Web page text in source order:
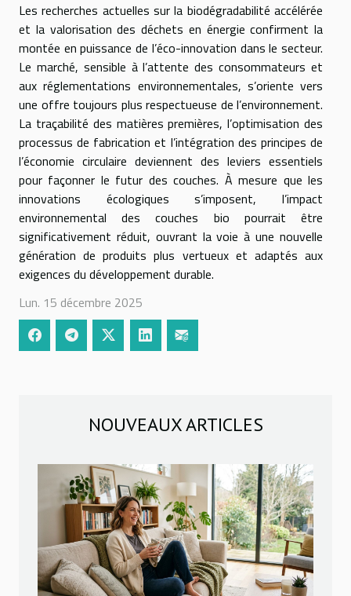
Les recherches actuelles sur la biodégradabilité accélérée
et la valorisation des déchets en énergie confirment la
montée en puissance de l’éco-innovation dans le secteur.
Le marché, sensible à l’attente des consommateurs et
aux réglementations environnementales, s’oriente vers
une offre toujours plus respectueuse de l’environnement.
La traçabilité des matières premières, l’optimisation des
processus de fabrication et l’intégration des principes de
l’économie circulaire deviennent des leviers essentiels
pour façonner le futur des couches. À mesure que les
innovations écologiques s’imposent, l’impact
environnemental des couches bio pourrait être
significativement réduit, ouvrant la voie à une nouvelle
génération de produits plus vertueux et adaptés aux
exigences du développement durable.
Lun. 15 décembre 2025
NOUVEAUX ARTICLES